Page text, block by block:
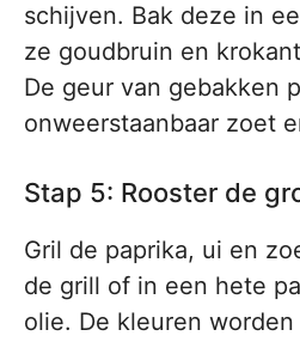
schijven. Bak deze in
ze goudbruin en
De geur van gebakken
onweerstaanbaar zoet
Stap 5: Rooster de
Gril de paprika, ui en
de grill of in een hete
olie. De kleuren